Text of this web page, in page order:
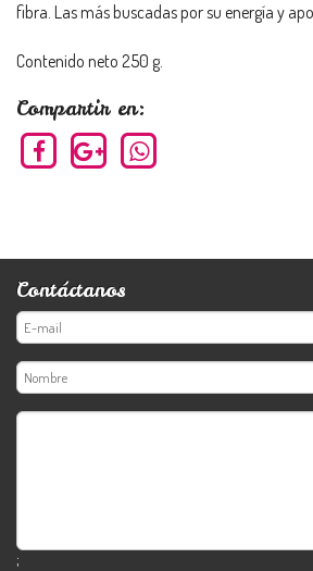
fibra. Las más buscadas por su energía y
Contenido neto 250 g.
Compartir en:
Contáctanos
;